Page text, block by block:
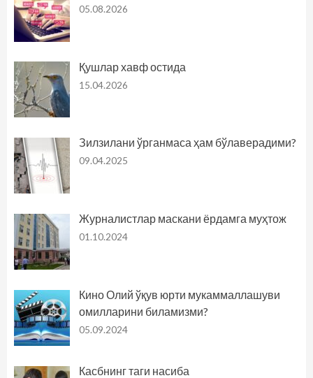
05.08.2026
Қушлар хавф остида
15.04.2026
Зилзилани ўрганмаса ҳам бўлаверадими?
09.04.2025
Журналистлар маскани ёрдамга муҳтож
01.10.2024
Кино Олий ўқув юрти мукаммаллашуви
омилларини биламизми?
05.09.2024
Касбнинг таги насиба